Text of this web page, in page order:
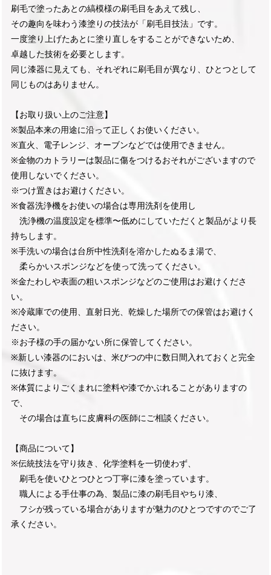
刷毛で塗ったあとの縞模様の刷毛目をあえて残し、
その趣向を味わう漆塗りの技法が「刷毛目技法」です。
一度塗り上げたあとに塗り直しをすることができないため、
卓越した技術を必要とします。
同じ漆器に見えても、それぞれに刷毛目が異なり、ひとつとして
同じものはありません。
【お取り扱い上のご注意】
※製品本来の用途に沿って正しくお使いください。
※直火、電子レンジ、オーブンなどでは使用できません。
※金物のカトラリーは製品に傷をつけるおそれがございますので
使用しないでください。
※つけ置きはお避けください。
※食器洗浄機をお使いの場合は専用洗剤を使用し
洗浄機の温度設定を標準〜低めにしていただくと製品がより長
持ちします。
※手洗いの場合は台所中性洗剤を溶かしたぬるま湯で、
柔らかいスポンジなどを使って洗ってください。
※金たわしや表面の粗いスポンジなどのご使用はお避けくださ
い。
※冷蔵庫での使用、直射日光、乾燥した場所での保管はお避けく
ださい。
※お子様の手の届かない所に保管してください。
※新しい漆器のにおいは、米びつの中に数日間入れておくと完全
に抜けます。
※体質によりごくまれに塗料や漆でかぶれることがありますの
で、
その場合は直ちに皮膚科の医師にご相談ください。
【商品について】
※伝統技法を守り抜き、化学塗料を一切使わず、
刷毛を使いひとつひとつ丁寧に漆を塗っています。
職人による手仕事の為、製品に漆の刷毛目やちり漆、
フシが残っている場合がありますが魅力のひとつですのでご了
承ください。